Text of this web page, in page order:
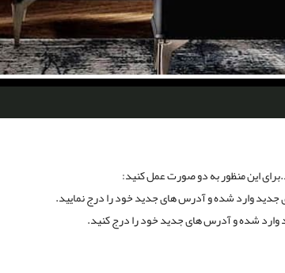
این منظور به دو صورت عمل کنید:
وارد شده و آدرس های جدید خود را درج نمایید.
شده و آدرس های جدید خود را درج کنید.